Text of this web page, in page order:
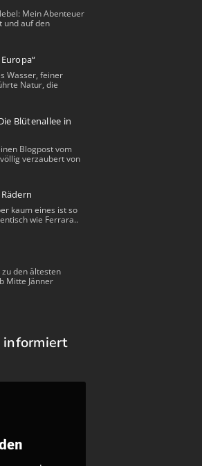
Mein Abenteuer
und auf den
Wasser, feiner
Natur, die
Blütenallee in
Blogpost vom
verzaubert von
kaum eines ist so
wie Ferrara..
den ältesten
Mitte Jänner
informiert